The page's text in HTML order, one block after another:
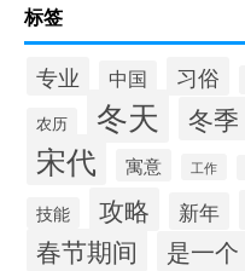
标签
专业 中国 习俗
农历 冬天 冬季
宋代 寓意 工作
技能 攻略 新年
春节期间 是一个